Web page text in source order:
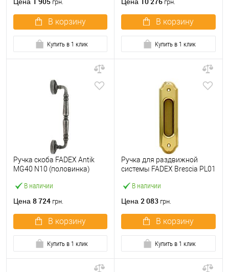
грн.
В корзину
Купить в 1 клик
грн.
В корзину
Купить в 1 клик
В наличии
Ручка скоба FADEX Antik
MG40 N10 (половинка)
Цена 8 724 грн.
В корзину
Купить в 1 клик
В наличии
Ручка для раздвижной
системы FADEX Brescia PL01
Цена 2 083 грн.
В корзину
Купить в 1 клик